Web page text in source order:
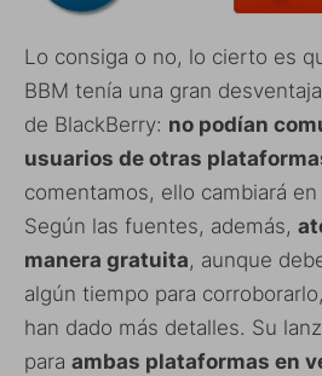
Lo consiga o no, lo cierto es
BBM tenía una gran
de BlackBerry: no podían
usuarios de otras
comentamos, ello cambiará
Según las fuentes, además,
manera gratuita, aunque
algún tiempo para
han dado más detalles. Su
para ambas plataformas en